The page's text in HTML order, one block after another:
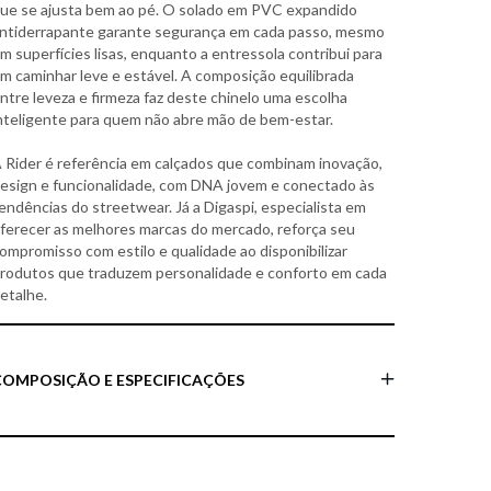
se ajusta bem ao pé. O solado em PVC expandido
garante segurança em cada passo, mesmo
superfícies lisas, enquanto a entressola contribui para
caminhar leve e estável. A composição equilibrada
leveza e firmeza faz deste chinelo uma escolha
para quem não abre mão de bem-estar.
Rider é referência em calçados que combinam inovação,
e funcionalidade, com DNA jovem e conectado às
do streetwear. Já a Digaspi, especialista em
as melhores marcas do mercado, reforça seu
com estilo e qualidade ao disponibilizar
que traduzem personalidade e conforto em cada
E ESPECIFICAÇÕES